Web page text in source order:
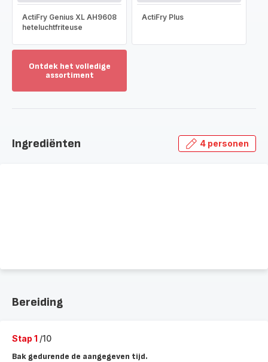
ActiFry Genius XL AH9608
heteluchtfriteuse
ActiFry Plus
Ontdek het volledige
assortiment
volledige
Ingrediënten 4 personen
Bereiding
Stap 1 /10
Bak gedurende de aangegeven tijd.